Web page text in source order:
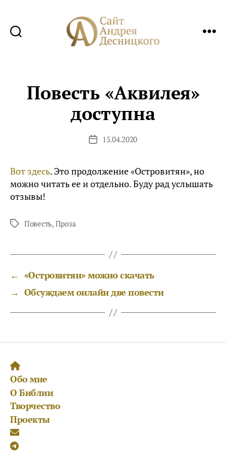
Повесть «Аквилея»
доступна
Дата15.04.2020
Вот здесь. Это продолжение «Островитян», но
можно читать ее и отдельно. Буду рад услышать
отзывы!
МеткиПовесть,Проза
← «Островитян» можно скачать
→ Обсуждаем онлайн две повести
Обо мне
О Библии
Творчество
Проекты